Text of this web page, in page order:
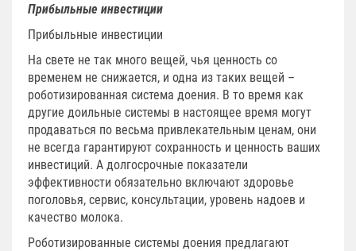
Прибыльные инвестиции
Прибыльные инвестиции
На свете не так много вещей, чья ценность со
временем не снижается, и одна из таких вещей –
роботизированная система доения. В то время как
другие доильные системы в настоящее время могут
продаваться по весьма привлекательным ценам, они
не всегда гарантируют сохранность и ценность ваших
инвестиций. А долгосрочные показатели
эффективности обязательно включают здоровье
поголовья, сервис, консультации, уровень надоев и
качество молока.
Роботизированные системы доения предлагают